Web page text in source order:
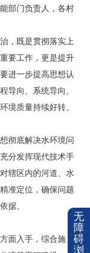
部门负责人，各村
，既是贯彻落实上
要工作，更是提升
进一步提高思想认
导向、系统导向、
境质量持续好转。
彻底解决水环境问
分发挥现代技术手
辖区内的河道、水
准定位，确保问题
据。
面入手，综合施
无
障
碍
浏